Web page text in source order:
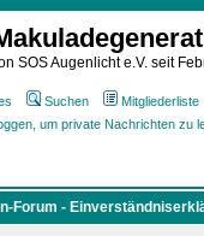
SOS Augenlicht e.V. seit
Suchen Mitgliederliste
um private Nachrichten zu
Forum -